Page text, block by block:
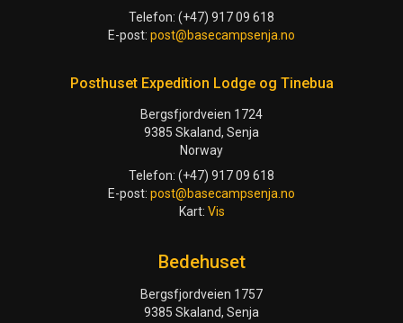
Telefon: (+47) 917 09 618
E-post: post@basecampsenja.no
Posthuset Expedition Lodge og Tinebua
Bergsfjordveien 1724
9385 Skaland, Senja
Norway
Telefon: (+47) 917 09 618
E-post: post@basecampsenja.no
Kart: Vis
Bedehuset
Bergsfjordveien 1757
9385 Skaland, Senja